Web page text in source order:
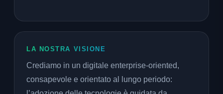
LA NOSTRA VISIONE
Crediamo in un digitale enterprise-oriented,
consapevole e orientato al lungo periodo: